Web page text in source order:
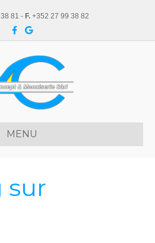
81 - F. +352 27 99 38 82
c
o
o
k
G
o
l
e
MENU
sur